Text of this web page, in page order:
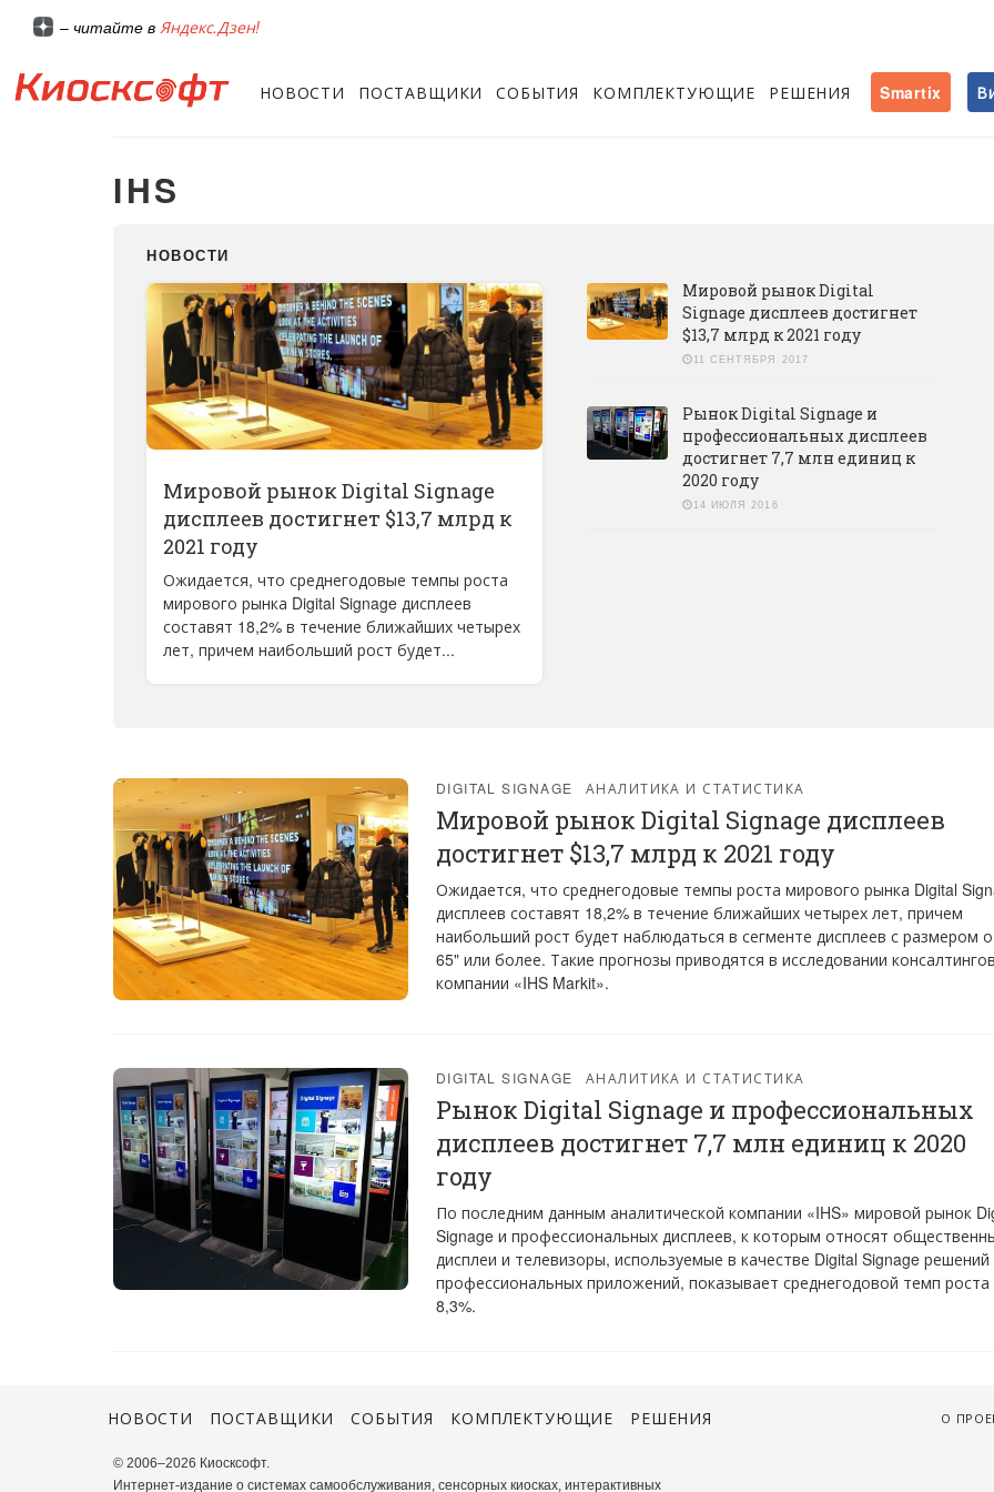
– читайте в Яндекс.Дзен!
НОВОСТИ ПОСТАВЩИКИ СОБЫТИЯ КОМПЛЕКТУЮЩИЕ РЕШЕНИЯ Smartix
IHS
НОВОСТИ
Мировой рынок Digital Signage
дисплеев достигнет $13,7 млрд к
2021 году
Ожидается, что среднегодовые темпы роста
мирового рынка Digital Signage дисплеев
составят 18,2% в течение ближайших четырех
лет, причем наибольший рост будет...
Мировой рынок Digital
Signage дисплеев достигнет
$13,7 млрд к 2021 году
11 СЕНТЯБРЯ 2017
Рынок Digital Signage и
профессиональных дисплеев
достигнет 7,7 млн единиц к
2020 году
14 ИЮЛЯ 2016
DIGITAL SIGNAGE АНАЛИТИКА И СТАТИСТИКА
Мировой рынок Digital Signage дисплеев
достигнет $13,7 млрд к 2021 году
Ожидается, что среднегодовые темпы роста мирового рынка Digital
дисплеев составят 18,2% в течение ближайших четырех лет, причем
наибольший рост будет наблюдаться в сегменте дисплеев с размером
65" или более. Такие прогнозы приводятся в исследовании
компании «IHS Markit».
DIGITAL SIGNAGE АНАЛИТИКА И СТАТИСТИКА
Рынок Digital Signage и профессиональных
дисплеев достигнет 7,7 млн единиц к 2020
году
По последним данным аналитической компании «IHS» мировой рынок
Signage и профессиональных дисплеев, к которым относят
дисплеи и телевизоры, используемые в качестве Digital Signage решений
профессиональных приложений, показывает среднегодовой темп роста
8,3%.
О
НОВОСТИ ПОСТАВЩИКИ СОБЫТИЯ КОМПЛЕКТУЮЩИЕ РЕШЕНИЯ
© 2006–2026 Киосксофт.
Интернет-издание о системах самообслуживания, сенсорных киосках, интерактивных